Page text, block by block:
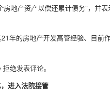
房地产资产以偿还累计债务”，并
年的房地产开发高管经验、目前
绝发表评论。
进入法院接管